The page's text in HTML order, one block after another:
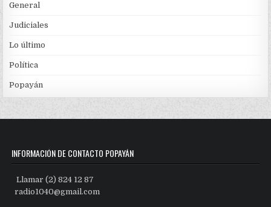
General
Judiciales
Lo último
Política
Popayán
INFORMACIÓN DE CONTACTO POPAYÁN
Llamar (2) 824 12 87
radio1040@gmail.com